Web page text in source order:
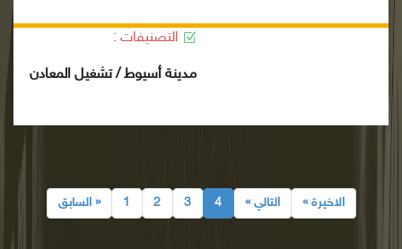
التصنيفات :
مدينة أسيوط / تشغيل المعادن
« السابق 1 2 3 4 التالي » الاخيرة »